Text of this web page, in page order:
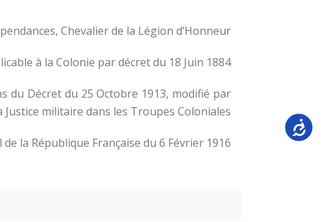
Chevalier de la Légion d’Honneur.
à la Colonie par décret du 18 Juin 1884.
du Décret du 25 Octobre 1913, modifié par
militaire dans les Troupes Coloniales ;
la République Française du 6 Février 1916;